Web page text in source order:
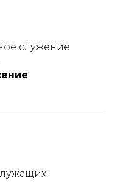
служение